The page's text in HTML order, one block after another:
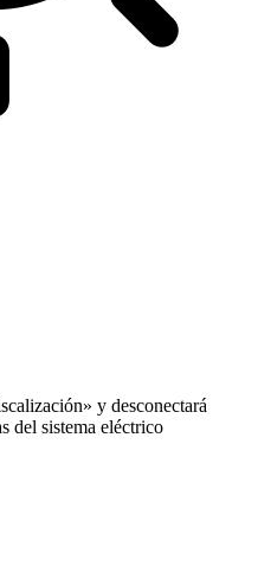
y desconectará
del sistema eléctrico